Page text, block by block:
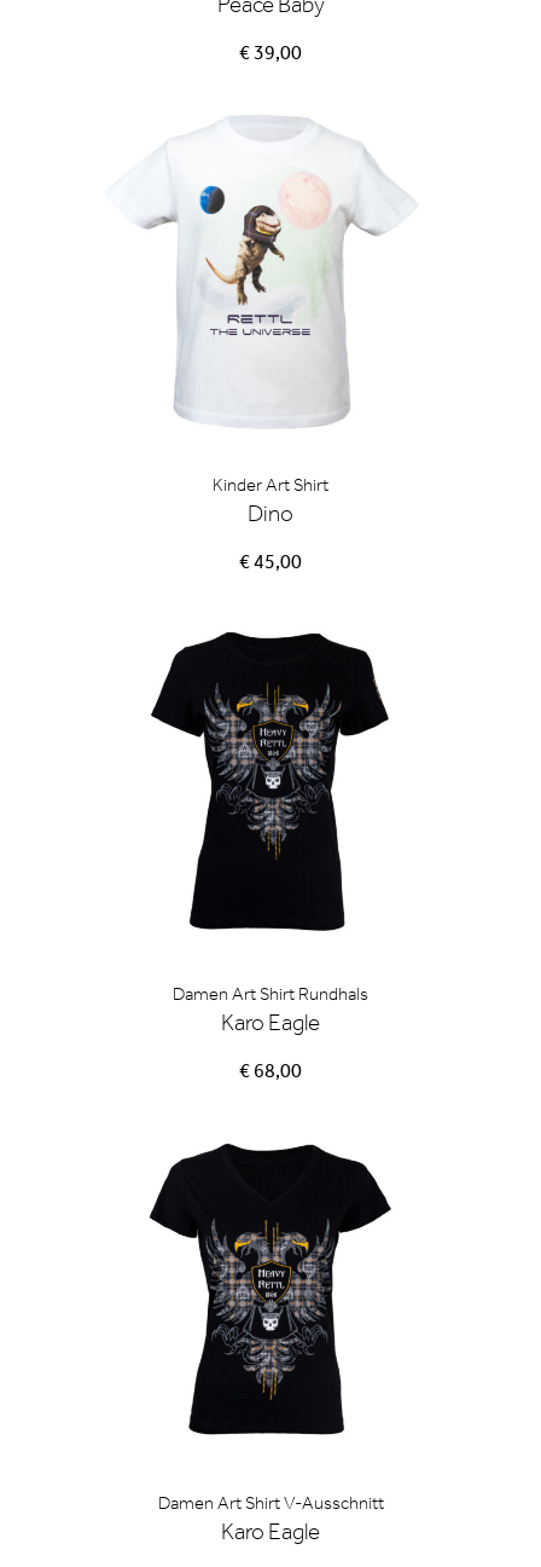
€ 39,00
Kinder Art Shirt
Dino
€ 45,00
Damen Art Shirt Rundhals
Karo Eagle
€ 68,00
Damen Art Shirt V-Ausschnitt
Karo Eagle